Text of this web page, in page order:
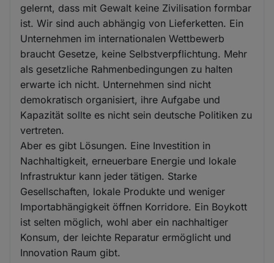
gelernt, dass mit Gewalt keine Zivilisation formbar
ist. Wir sind auch abhängig von Lieferketten. Ein
Unternehmen im internationalen Wettbewerb
braucht Gesetze, keine Selbstverpflichtung. Mehr
als gesetzliche Rahmenbedingungen zu halten
erwarte ich nicht. Unternehmen sind nicht
demokratisch organisiert, ihre Aufgabe und
Kapazität sollte es nicht sein deutsche Politiken zu
vertreten.
Aber es gibt Lösungen. Eine Investition in
Nachhaltigkeit, erneuerbare Energie und lokale
Infrastruktur kann jeder tätigen. Starke
Gesellschaften, lokale Produkte und weniger
Importabhängigkeit öffnen Korridore. Ein Boykott
ist selten möglich, wohl aber ein nachhaltiger
Konsum, der leichte Reparatur ermöglicht und
Innovation Raum gibt.